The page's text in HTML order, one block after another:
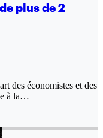
plus de 2
des économistes et des
à la…